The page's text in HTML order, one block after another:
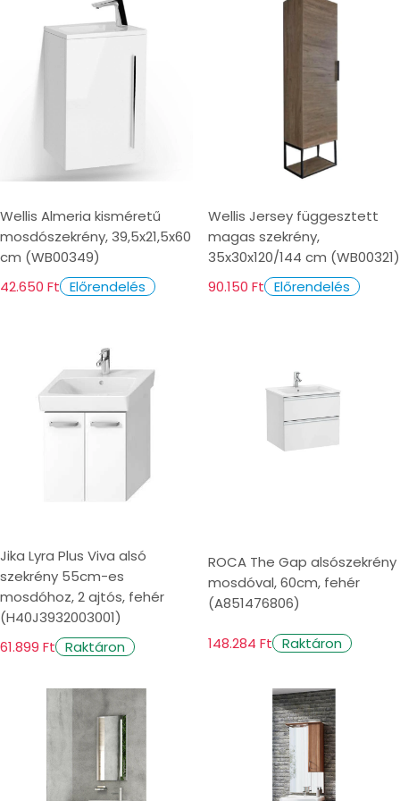
csak megfelelően kezelt, vízálló lakkozással
ellátott, trópusi fa vagy speciális eljárással
tartósított fa (pl. thermofizált fa) alkalmas
fürdőszobába. Magasabb árkategóriába
Modern és elegáns, különösen a tükrös
fürdőszoba szekrényeknél vagy polcoknál.
Fém
Rozsdamentes acél vagy speciálisan kezelt
fém vázak és elemek, amelyek modern, ipari
Az "okos" fürdőszoba szekrény
A modern fürdőszoba szekrények nem
csupán esztétikus tárolók, hanem számos
praktikus funkcióval is rendelkeznek, amelyek
megkönnyítik a mindennapokat:
Soft-Close / Csillapított záródás:
a fiókok
és ajtók halkan és lassan csukódnak,
megelőzve a becsípődéseket és a zajt.
Beépített világítás:
különösen a tükrös
energiatakarékos és optimális megvilágítást
Belső rendszerezők:
Wellis Almeria kisméretű
mosdószekrény, 39,5x21,5x60
cm (WB00349)
42.650 Ft Előrendelés
Wellis Jersey függesztett
magas szekrény,
35x30x120/144 cm (WB00321)
90.150 Ft Előrendelés
Jika Lyra Plus Viva alsó
szekrény 55cm-es
mosdóhoz, 2 ajtós, fehér
(H40J3932003001)
61.899 Ft Raktáron
ROCA The Gap alsószekrény
mosdóval, 60cm, fehér
(A851476806)
148.284 Ft Raktáron